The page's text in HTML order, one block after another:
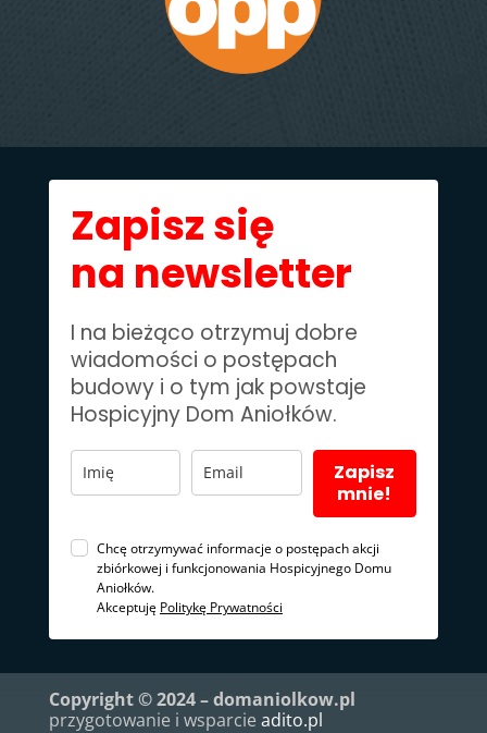
Zapisz się
na newsletter
I na bieżąco otrzymuj dobre
wiadomości o postępach
budowy i o tym jak powstaje
Hospicyjny Dom Aniołków.
Zapisz
mnie!
Chcę otrzymywać informacje o postępach akcji
zbiórkowej i funkcjonowania Hospicyjnego Domu
Aniołków.
Akceptuję Politykę Prywatności
Copyright © 2024 – domaniolkow.pl
przygotowanie i wsparcie adito.pl